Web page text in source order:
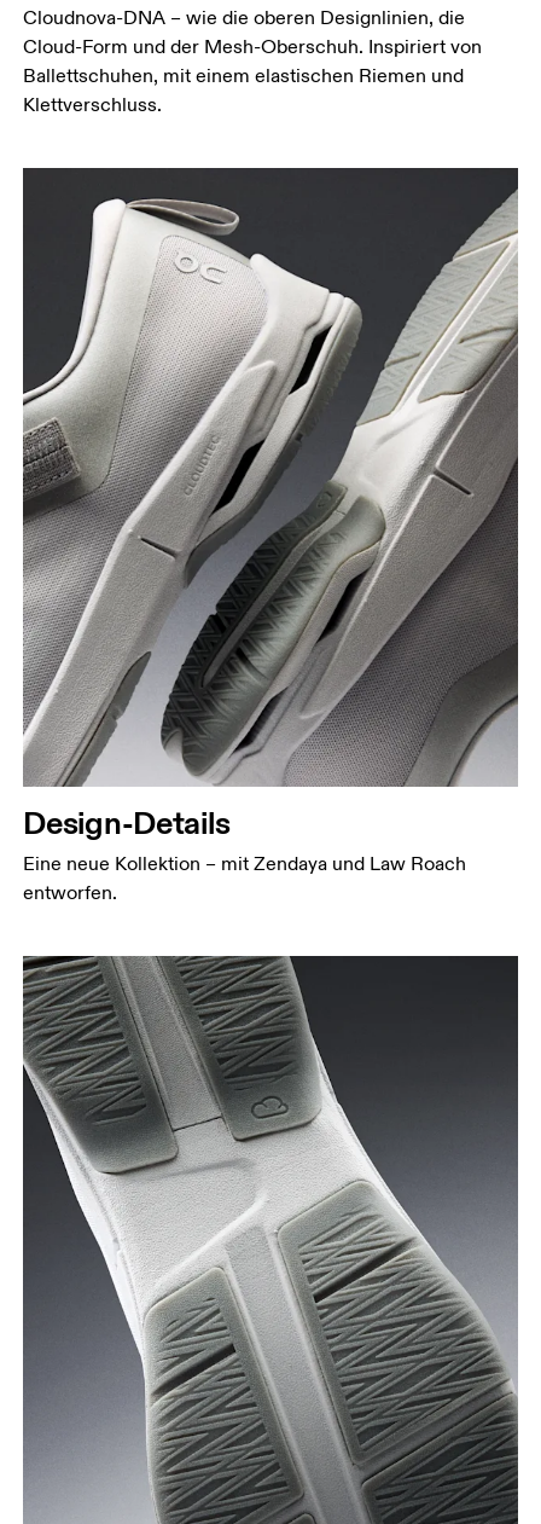
Cloudnova-DNA – wie die oberen Designlinien, die
Cloud-Form und der Mesh-Oberschuh. Inspiriert von
Ballettschuhen, mit einem elastischen Riemen und
Klettverschluss.
Design-Details
Eine neue Kollektion – mit Zendaya und Law Roach
entworfen.